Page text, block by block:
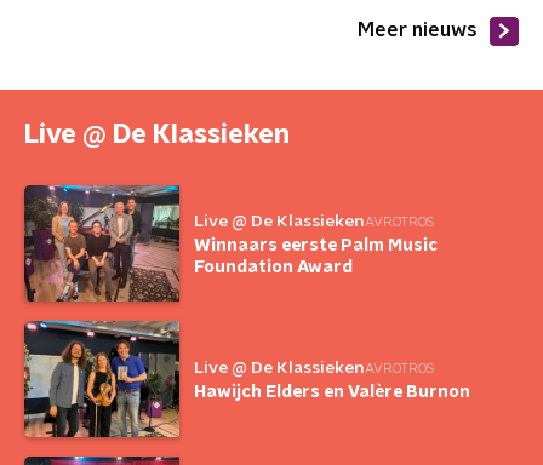
Meer nieuws
Live @ De Klassieken
Live @ De KlassiekenAVROTROS
Winnaars eerste Palm Music
Foundation Award
Live @ De KlassiekenAVROTROS
Hawijch Elders en Valère Burnon